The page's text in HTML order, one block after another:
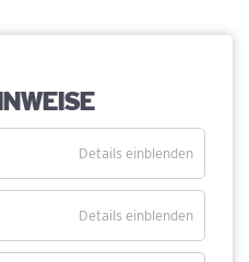
Details einblenden
Details einblenden